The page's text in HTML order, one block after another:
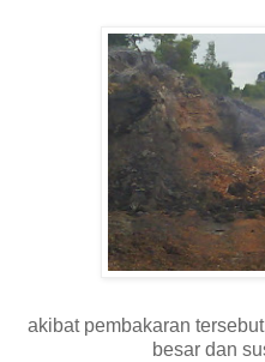
akibat pembakaran
besar dan